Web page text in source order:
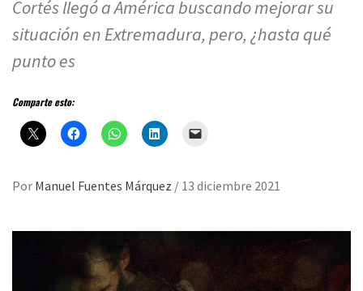
Cortés llegó a América buscando mejorar su
situación en Extremadura, pero, ¿hasta qué
punto es
Comparte esto:
Por Manuel Fuentes Márquez / 13 diciembre 2021